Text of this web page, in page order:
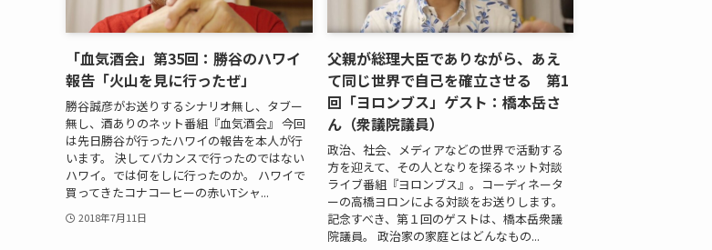
「血気酒会」第35回：勝谷のハワイ
報告「火山を見に行ったぜ」
勝谷誠彦がお送りするシナリオ無し、タブー
無し、酒ありのネット番組『血気酒会』 今回
は先日勝谷が行ったハワイの報告を本人が行
います。 決してバカンスで行ったのではない
ハワイ。では何をしに行ったのか。 ハワイで
買ってきたコナコーヒーの赤いTシャ...
2018年7月11日
父親が総理大臣でありながら、あえ
て同じ世界で自己を確立させる 第1
回「ヨロンブス」ゲスト：橋本岳さ
ん（衆議院議員）
政治、社会、メディアなどの世界で活動する
方を迎えて、その人となりを探るネット対談
ライブ番組『ヨロンブス』。コーディネータ
ーの高橋ヨロンによる対談をお送りします。
記念すべき、第１回のゲストは、橋本岳衆議
院議員。 政治家の家庭とはどんなもの...